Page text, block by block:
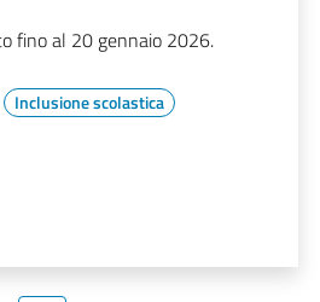
fino al 20 gennaio 2026.
Inclusione scolastica